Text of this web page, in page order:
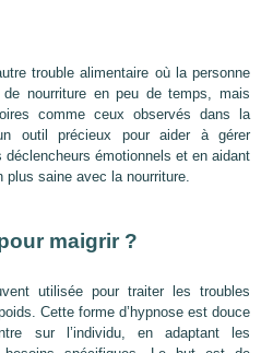
trouble alimentaire où la personne
nourriture en peu de temps, mais
comme ceux observés dans la
outil précieux pour aider à gérer
déclencheurs émotionnels et en aidant
saine avec la nourriture.
maigrir ?
utilisée pour traiter les troubles
Cette forme d’hypnose est douce
sur l’individu, en adaptant les